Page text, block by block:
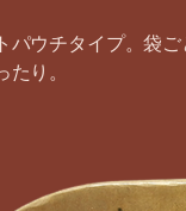
パウチタイプ。袋
り。